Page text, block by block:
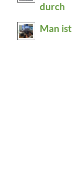
durch
Man ist